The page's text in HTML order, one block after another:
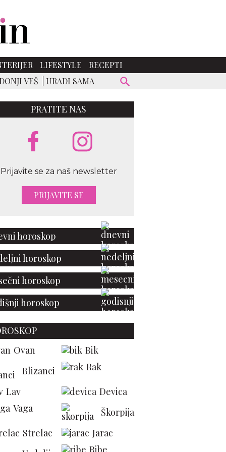
LIFESTYLE
RECEPTI
DONJI VEŠ URADI SAMA
PRATITE NAS
Prijavite se za naš newsletter
PRIJAVITE SE
horoskop
horoskop
horoskop
horoskop
Ovan
Bik
Blizanci
Rak
Lav
Devica
Vaga
Škorpija
Strelac
Jarac
Ribe